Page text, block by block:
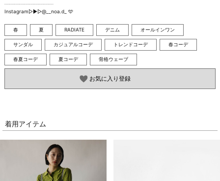
┈┈┈┈┈┈┈┈┈┈
Instagram▷▶︎▷@__noa.d_ 🩵
春 夏 RADIATE デニム オールインワン
サンダル カジュアルコーデ トレンドコーデ 春コーデ
春夏コーデ 夏コーデ 骨格ウェーブ
お気に入り登録
着用アイテム